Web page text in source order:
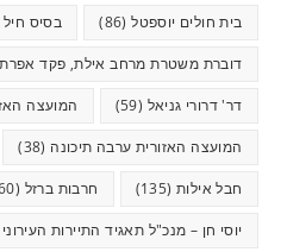
בית חולים יוספטל(86) בסיס
דוברת משטרת מרחב אילת, פקד
דר' דרורי גניאל (59) המועצה
המועצה האזורית ערבה תיכונה (38)
חבל אילות (135) חרבות ברזל (160)
יוסי חן – מנכ"ל תאגיד התיירות העירוני